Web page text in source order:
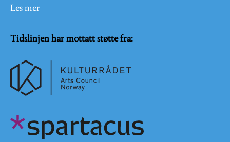
Les mer
Tidslinjen har mottatt støtte fra: